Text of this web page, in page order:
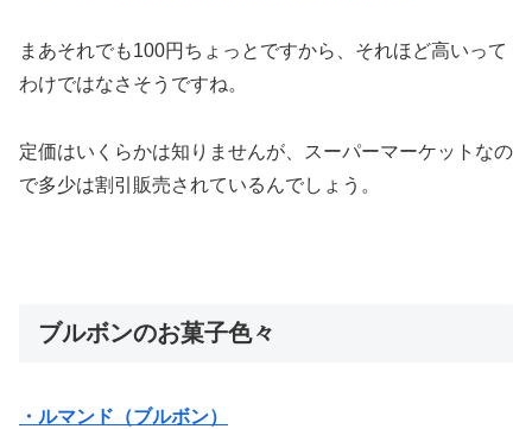
まあそれでも100円ちょっとですから、それほど高いって
わけではなさそうですね。
定価はいくらかは知りませんが、スーパーマーケットなの
で多少は割引販売されているんでしょう。
ブルボンのお菓子色々
・ルマンド（ブルボン）